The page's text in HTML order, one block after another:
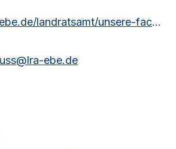
https://www.lra-ebe.de/landratsamt/unsere-fachbereiche/?geschaeftsstelle-gutachterausschuss&orga=26892
ebe.de